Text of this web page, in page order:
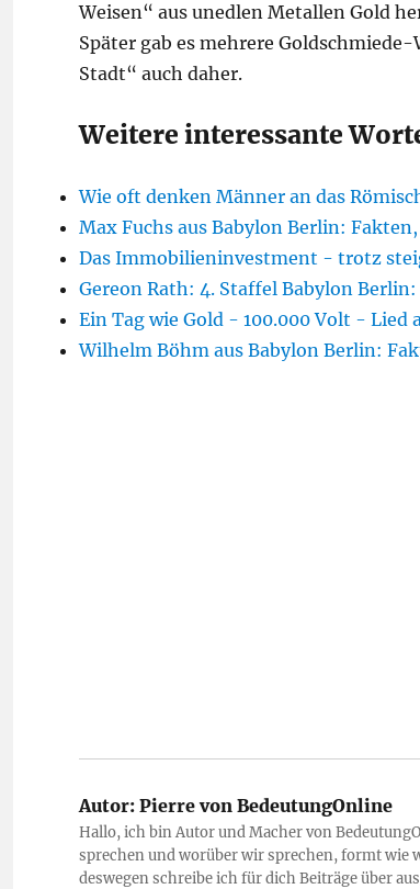
Weisen“ aus unedlen Metallen Gold
Später gab es mehrere
Stadt“ auch daher.
Weitere interessante
Wie oft denken Männer an das
Max Fuchs aus Babylon Berlin:
Das Immobilieninvestment - trotz
Gereon Rath: 4. Staffel Babylon
Ein Tag wie Gold - 100.000 Volt - Lied
Wilhelm Böhm aus Babylon Berlin:
Autor: Pierre von BedeutungOnline
Hallo, ich bin Autor und Macher von
sprechen und worüber wir sprechen, formt wie
deswegen schreibe ich für dich Beiträge über